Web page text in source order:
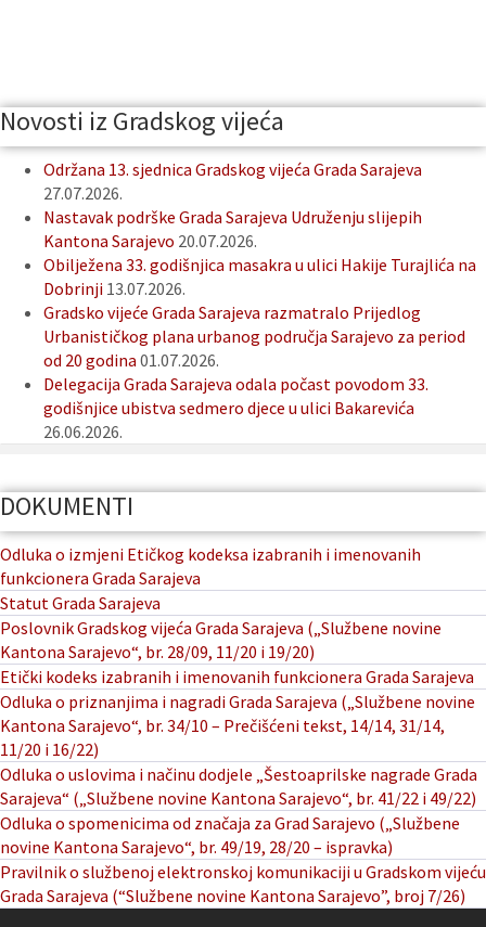
Novosti iz Gradskog vijeća
Održana 13. sjednica Gradskog vijeća Grada Sarajeva
27.07.2026.
Nastavak podrške Grada Sarajeva Udruženju slijepih
Kantona Sarajevo 20.07.2026.
Obilježena 33. godišnjica masakra u ulici Hakije Turajlića na
Dobrinji 13.07.2026.
Gradsko vijeće Grada Sarajeva razmatralo Prijedlog
Urbanističkog plana urbanog područja Sarajevo za period
od 20 godina 01.07.2026.
Delegacija Grada Sarajeva odala počast povodom 33.
godišnjice ubistva sedmero djece u ulici Bakarevića
26.06.2026.
DOKUMENTI
Odluka o izmjeni Etičkog kodeksa izabranih i imenovanih
funkcionera Grada Sarajeva
Statut Grada Sarajeva
Poslovnik Gradskog vijeća Grada Sarajeva („Službene novine
Kantona Sarajevo“, br. 28/09, 11/20 i 19/20)
Etički kodeks izabranih i imenovanih funkcionera Grada Sarajeva
Odluka o priznanjima i nagradi Grada Sarajeva („Službene novine
Kantona Sarajevo“, br. 34/10 – Prečišćeni tekst, 14/14, 31/14,
11/20 i 16/22)
Odluka o uslovima i načinu dodjele „Šestoaprilske nagrade Grada
Sarajeva“ („Službene novine Kantona Sarajevo“, br. 41/22 i 49/22)
Odluka o spomenicima od značaja za Grad Sarajevo („Službene
novine Kantona Sarajevo“, br. 49/19, 28/20 – ispravka)
Pravilnik o službenoj elektronskoj komunikaciji u Gradskom vijeću
Grada Sarajeva (“Službene novine Kantona Sarajevo”, broj 7/26)